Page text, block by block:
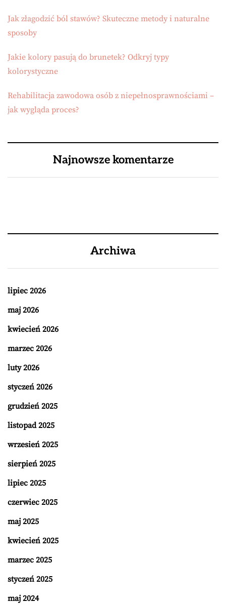
Jak złagodzić ból stawów? Skuteczne metody i naturalne
sposoby
Jakie kolory pasują do brunetek? Odkryj typy
kolorystyczne
Rehabilitacja zawodowa osób z niepełnosprawnościami –
jak wygląda proces?
Najnowsze komentarze
Archiwa
lipiec 2026
maj 2026
kwiecień 2026
marzec 2026
luty 2026
styczeń 2026
grudzień 2025
listopad 2025
wrzesień 2025
sierpień 2025
lipiec 2025
czerwiec 2025
maj 2025
kwiecień 2025
marzec 2025
styczeń 2025
maj 2024